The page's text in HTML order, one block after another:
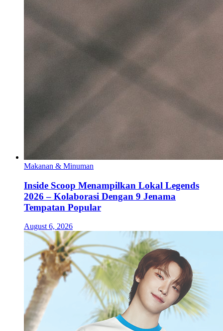
Makanan & Minuman
Inside Scoop Menampilkan Lokal Legends
2026 – Kolaborasi Dengan 9 Jenama
Tempatan Popular
August 6, 2026